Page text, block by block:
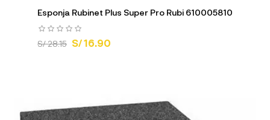
Esponja Rubinet Plus Super Pro Rubi 610005810
S/ 28.15 S/ 16.90